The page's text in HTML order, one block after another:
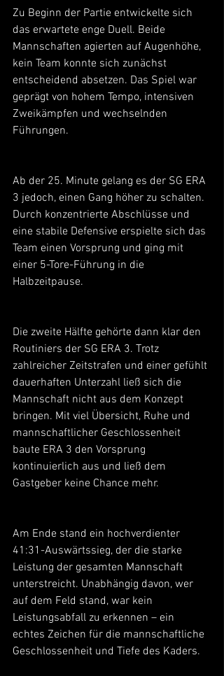
Zu Beginn der Partie entwickelte sich
das erwartete enge Duell. Beide
Mannschaften agierten auf Augenhöhe,
kein Team konnte sich zunächst
entscheidend absetzen. Das Spiel war
geprägt von hohem Tempo, intensiven
Zweikämpfen und wechselnden
Führungen.
Ab der 25. Minute gelang es der SG ERA
3 jedoch, einen Gang höher zu schalten.
Durch konzentrierte Abschlüsse und
eine stabile Defensive erspielte sich das
Team einen Vorsprung und ging mit
einer 5-Tore-Führung in die
Halbzeitpause.
Die zweite Hälfte gehörte dann klar den
Routiniers der SG ERA 3. Trotz
zahlreicher Zeitstrafen und einer gefühlt
dauerhaften Unterzahl ließ sich die
Mannschaft nicht aus dem Konzept
bringen. Mit viel Übersicht, Ruhe und
mannschaftlicher Geschlossenheit
baute ERA 3 den Vorsprung
kontinuierlich aus und ließ dem
Gastgeber keine Chance mehr.
Am Ende stand ein hochverdienter
41:31-Auswärtssieg, der die starke
Leistung der gesamten Mannschaft
unterstreicht. Unabhängig davon, wer
auf dem Feld stand, war kein
Leistungsabfall zu erkennen – ein
echtes Zeichen für die mannschaftliche
Geschlossenheit und Tiefe des Kaders.